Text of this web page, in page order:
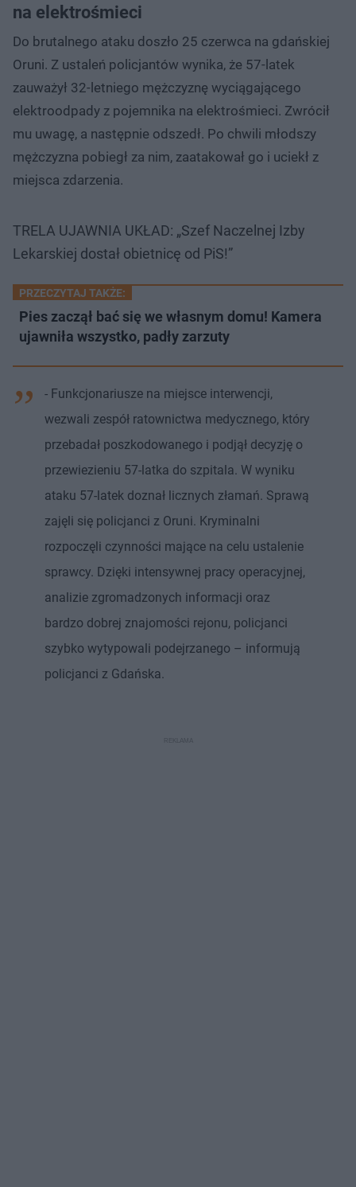
na elektrośmieci
Do brutalnego ataku doszło 25 czerwca na gdańskiej
Oruni. Z ustaleń policjantów wynika, że 57-latek
zauważył 32-letniego mężczyznę wyciągającego
elektroodpady z pojemnika na elektrośmieci. Zwrócił
mu uwagę, a następnie odszedł. Po chwili młodszy
mężczyzna pobiegł za nim, zaatakował go i uciekł z
miejsca zdarzenia.
TRELA UJAWNIA UKŁAD: „Szef Naczelnej Izby
Lekarskiej dostał obietnicę od PiS!”
PRZECZYTAJ TAKŻE:
Pies zaczął bać się we własnym domu! Kamera
ujawniła wszystko, padły zarzuty
- Funkcjonariusze na miejsce interwencji,
wezwali zespół ratownictwa medycznego, który
przebadał poszkodowanego i podjął decyzję o
przewiezieniu 57-latka do szpitala. W wyniku
ataku 57-latek doznał licznych złamań. Sprawą
zajęli się policjanci z Oruni. Kryminalni
rozpoczęli czynności mające na celu ustalenie
sprawcy. Dzięki intensywnej pracy operacyjnej,
analizie zgromadzonych informacji oraz
bardzo dobrej znajomości rejonu, policjanci
szybko wytypowali podejrzanego – informują
policjanci z Gdańska.